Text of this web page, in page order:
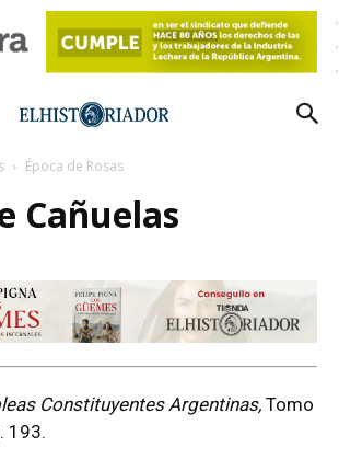
Época de Rosas
Cañuelas
Constituyentes Argentinas, Tomo
193.